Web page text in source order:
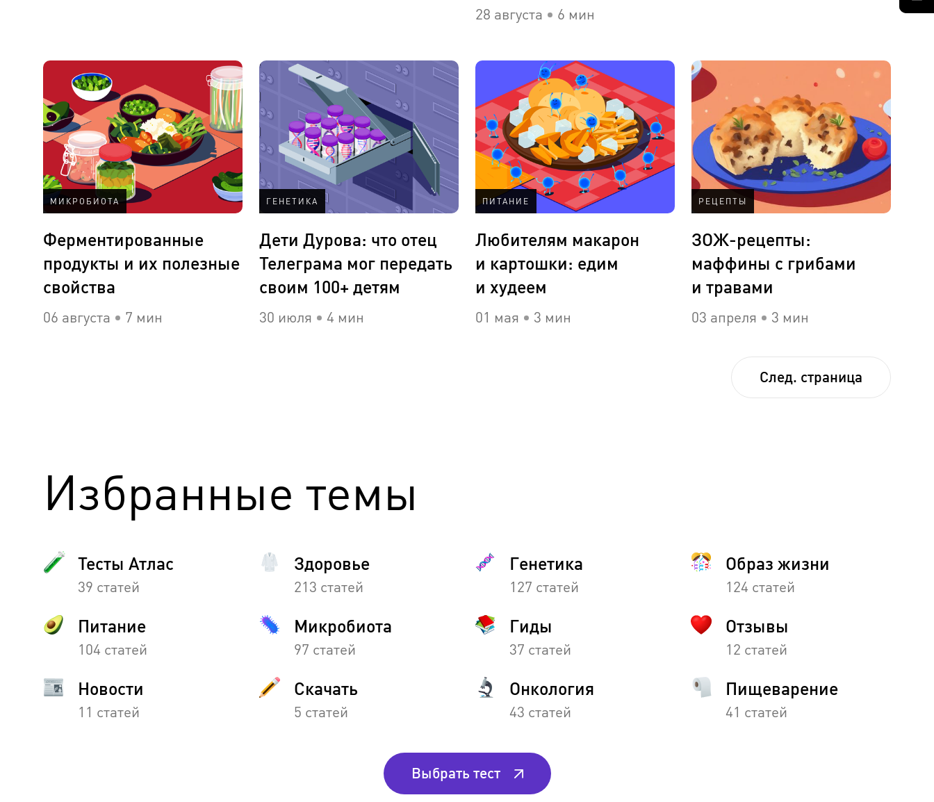
28 августа 6 мин
МИКРОБИОТА
Ферментированные
продукты и их полезные
свойства
06 августа 7 мин
ГЕНЕТИКА
Дети Дурова: что отец
Телеграма мог передать
своим 100+ детям
30 июля 4 мин
ПИТАНИЕ
Любителям макарон
и картошки: едим
и худеем
01 мая 3 мин
РЕЦЕПТЫ
ЗОЖ-рецепты:
маффины с грибами
и травами
03 апреля 3 мин
След. страница
Избранные темы
Тесты Атлас
39 статей
Здоровье
213 статей
Генетика
127 статей
Образ жизни
124 статей
Питание
104 статей
Микробиота
97 статей
Гиды
37 статей
Отзывы
12 статей
Новости
11 статей
Скачать
5 статей
Онкология
43 статей
Пищеварение
41 статей
Выбрать тест